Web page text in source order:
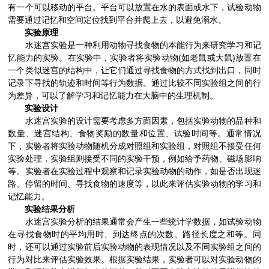
有一个可以移动的平台。平台可以放置在水的表面或水下，试验动物
需要通过记忆和空间定位找到平台并爬上去，以避免溺水。
实验原理
水迷宫实验是一种利用动物寻找食物的本能行为来研究学习和记
忆能力的实验。在实验中，实验者将实验动物(如老鼠或大鼠)放置在
一个类似迷宫的结构中，让它们通过寻找食物的方式找到出口，同时
记录下寻找的轨迹和时间等行为数据。通过比较不同实验组之间的行
为差异，可以了解学习和记忆能力在大脑中的生理机制。
实验设计
水迷宫实验的设计需要考虑多方面因素，包括实验动物的品种和
数量、迷宫结构、食物奖励的数量和位置、试验时间等。通常情况
下，实验者将实验动物随机分成对照组和实验组，对照组不接受任何
实验处理，实验组则接受不同的实验干预，例如给予药物、磁场影响
等。实验者在实验过程中观察和记录实验动物的动作，如是否出现迷
路、停留的时间、寻找食物的速度等，以此来评估实验动物的学习和
记忆能力。
实验结果分析
水迷宫实验分析的结果通常会产生一些统计学数据，如试验动物
在寻找食物时的平均用时、到达终点的次数、路径长度之和等。同
时，还可以通过实验前后实验动物的表现情况以及不同实验组之间的
行为对比来评估实验效果。根据实验结果，实验者可以对实验动物的